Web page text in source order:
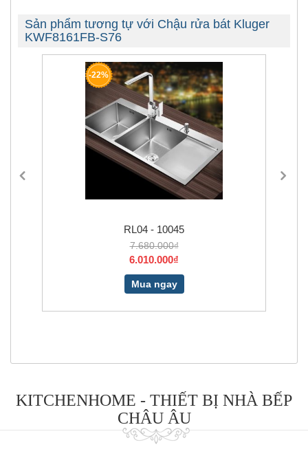
Sản phẩm tương tự với Chậu rửa bát Kluger
KWF8161FB-S76
-22%
RL04 - 10045
7.680.000₫
6.010.000₫
Mua ngay
KITCHENHOME - THIẾT BỊ NHÀ BẾP
CHÂU ÂU